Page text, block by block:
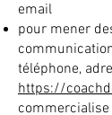
email
pour mener
téléphone,
https://
commercialise